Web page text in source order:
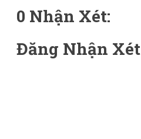
0 Nhận Xét:
Đăng Nhận Xét